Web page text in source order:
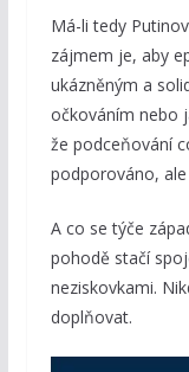
Má-li tedy
zájmem je, aby
ukázněným a
očkováním nebo
že podceňování
podporováno,
A co se týče
pohodě stačí
neziskovkami.
doplňovat.